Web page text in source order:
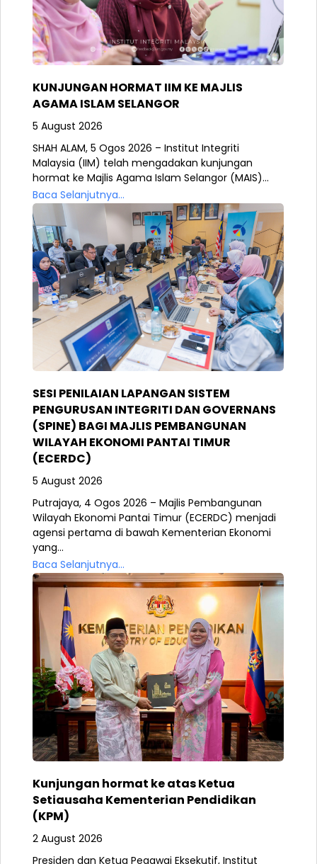
KUNJUNGAN HORMAT IIM KE MAJLIS
AGAMA ISLAM SELANGOR
5 August 2026
SHAH ALAM, 5 Ogos 2026 – Institut Integriti
Malaysia (IIM) telah mengadakan kunjungan
hormat ke Majlis Agama Islam Selangor (MAIS)...
Baca Selanjutnya...
SESI PENILAIAN LAPANGAN SISTEM
PENGURUSAN INTEGRITI DAN GOVERNANS
(SPINE) BAGI MAJLIS PEMBANGUNAN
WILAYAH EKONOMI PANTAI TIMUR
(ECERDC)
5 August 2026
Putrajaya, 4 Ogos 2026 – Majlis Pembangunan
Wilayah Ekonomi Pantai Timur (ECERDC) menjadi
agensi pertama di bawah Kementerian Ekonomi
yang...
Baca Selanjutnya...
Kunjungan hormat ke atas Ketua
Setiausaha Kementerian Pendidikan
(KPM)
2 August 2026
Presiden dan Ketua Pegawai Eksekutif, Institut